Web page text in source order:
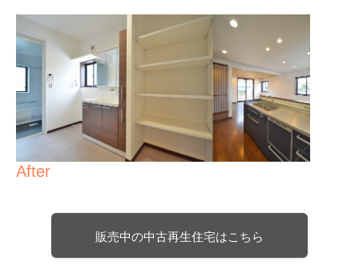
After
販売中の中古再生住宅はこちら